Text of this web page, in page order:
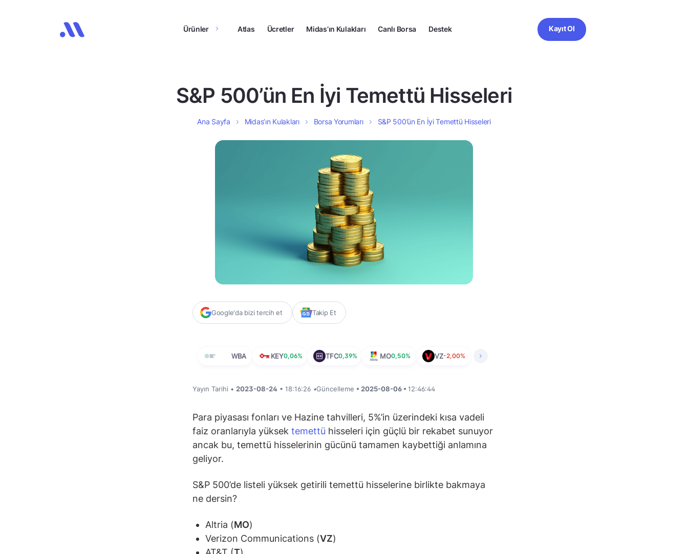
Ürünler Atlas Ücretler Midas’ın Kulakları Canlı Borsa Destek Kayıt Ol
S&P 500’ün En İyi Temettü Hisseleri
Ana Sayfa Midas’ın Kulakları Borsa Yorumları S&P 500’ün En İyi Temettü Hisseleri
Google'da bizi tercih et Takip Et
WBA KEY0,06% TFC0,39% MO0,50% VZ-2,00%
Yayın Tarihi • 2023-08-24 • 18:16:26 •Güncelleme • 2025-08-06 • 12:46:44
Para piyasası fonları ve Hazine tahvilleri, 5%’in üzerindeki kısa vadeli
faiz oranlarıyla yüksek temettü hisseleri için güçlü bir rekabet sunuyor
ancak bu, temettü hisselerinin gücünü tamamen kaybettiği anlamına
geliyor.
S&P 500’de listeli yüksek getirili temettü hisselerine birlikte bakmaya
ne dersin?
Altria (MO)
Verizon Communications (VZ)